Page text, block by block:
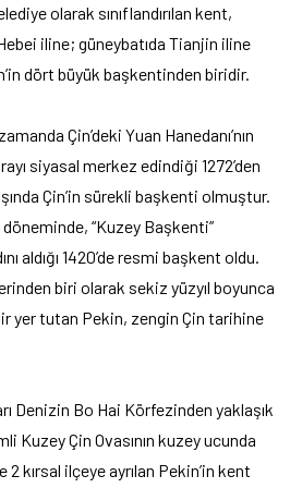
olarak sınıflandırılan kent,
iline; güneybatıda Tianjin iline
dört büyük başkentinden biridir.
Çin’deki Yuan Hanedanı’nın
siyasal merkez edindiği 1272’den
Çin’in sürekli başkenti olmuştur.
döneminde, “Kuzey Başkenti”
aldığı 1420’de resmi başkent oldu.
biri olarak sekiz yüzyıl boyunca
yer tutan Pekin, zengin Çin tarihine
Denizin Bo Hai Körfezinden yaklaşık
Kuzey Çin Ovasının kuzey ucunda
kırsal ilçeye ayrılan Pekin’in kent